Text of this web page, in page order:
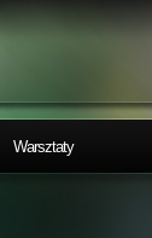
Warsztaty